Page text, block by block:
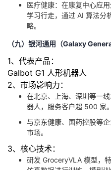
医疗健康：在康复中心应
学习行走，通过 AI 算法分
略。
（九）银河通用（Galaxy
1、代表产品：
Galbot G1 人形机器人
2、市场影响力：
在北京、上海、深圳等一
器人，服务客户超 500 家。
与京东健康、国药控股等
市场。
3、核心技术：
研发 GroceryVLA 模型，